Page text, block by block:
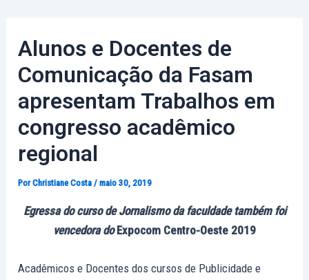
conteúdo
Alunos e Docentes de
Comunicação da Fasam
apresentam Trabalhos em
congresso acadêmico
regional
PorChristiane Costa/maio 30, 2019
Egressa do curso de Jornalismo da faculdade também foi
vencedoradoExpocom Centro-Oeste 2019
Acadêmicos e Docentes dos cursos de Publicidade e